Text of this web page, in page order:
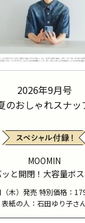
2026年9月号
のおしゃれスナッ
MOOMIN
と開閉！大容量ボ
木）発売 特別価格：
表紙の人：石田ゆり子さ